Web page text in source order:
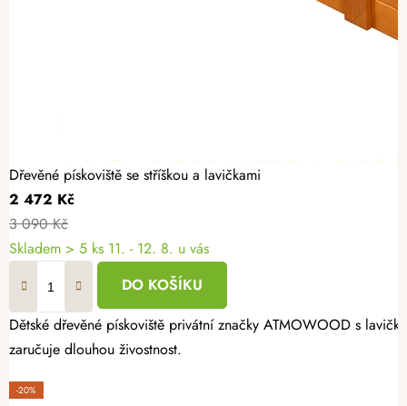
Dřevěné pískoviště se stříškou a lavičkami
2 472 Kč
3 090 Kč
Skladem > 5 ks 11. - 12. 8. u vás
DO KOŠÍKU
Dětské dřevěné pískoviště privátní značky ATMOWOOD s
zaručuje dlouhou živostnost.
-20%